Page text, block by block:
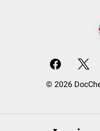
© 2026